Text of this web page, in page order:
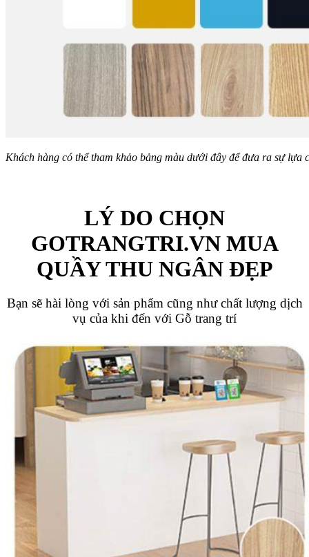
Khách hàng có thể tham khảo bảng màu dưới đây để đưa ra sự lựa
LÝ DO CHỌN
GOTRANGTRI.VN MUA
QUẦY THU NGÂN ĐẸP
Bạn sẽ hài lòng với sản phẩm cũng như chất lượng dịch
vụ của khi đến với Gỗ trang trí